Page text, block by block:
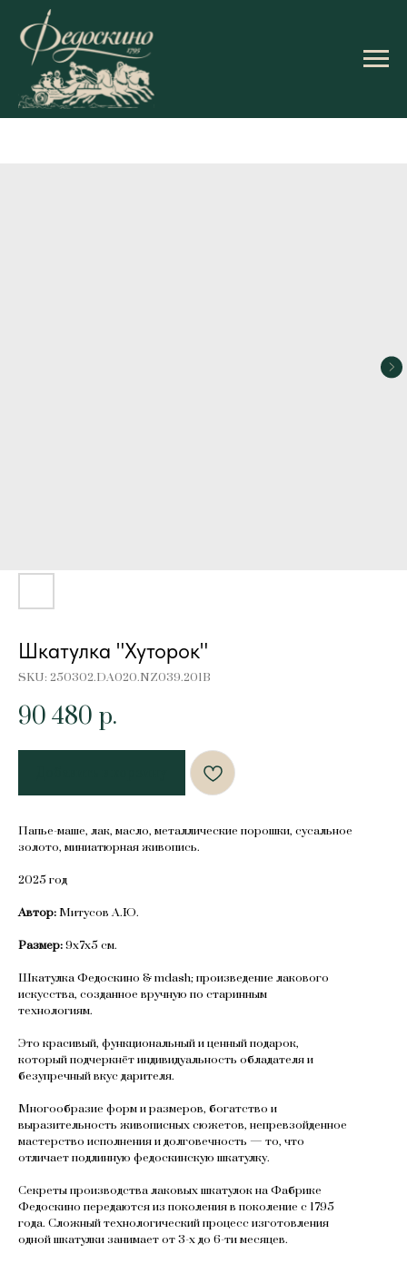
Шкатулка "Хуторок"
SKU: 250302.DA020.NZ039.201B
90 480 р.
Папье-маше, лак, масло, металлические порошки, сусальное
золото, миниатюрная живопись.
2025 год
Автор:Митусов А.Ю.
Размер:9х7х5 см.
Шкатулка Федоскино & mdash; произведение лакового
искусства, созданное вручную по старинным
технологиям.
Это красивый, функциональный и ценный подарок,
который подчеркнёт индивидуальность обладателя и
безупречный вкус дарителя.
Многообразие форм и размеров, богатство и
выразительность живописных сюжетов, непревзойденное
мастерство исполнения и долговечность — то, что
отличает подлинную федоскинскую шкатулку.
Секреты производства лаковых шкатулок на Фабрике
Федоскино передаются из поколения в поколение с 1795
года. Сложный технологический процесс изготовления
одной шкатулки занимает от 3-х до 6-ти месяцев.